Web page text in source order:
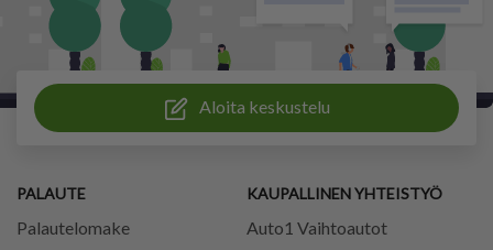
Aloita keskustelu
PALAUTE
Palautelomake
KAUPALLINEN YHTEISTYÖ
Auto1 Vaihtoautot